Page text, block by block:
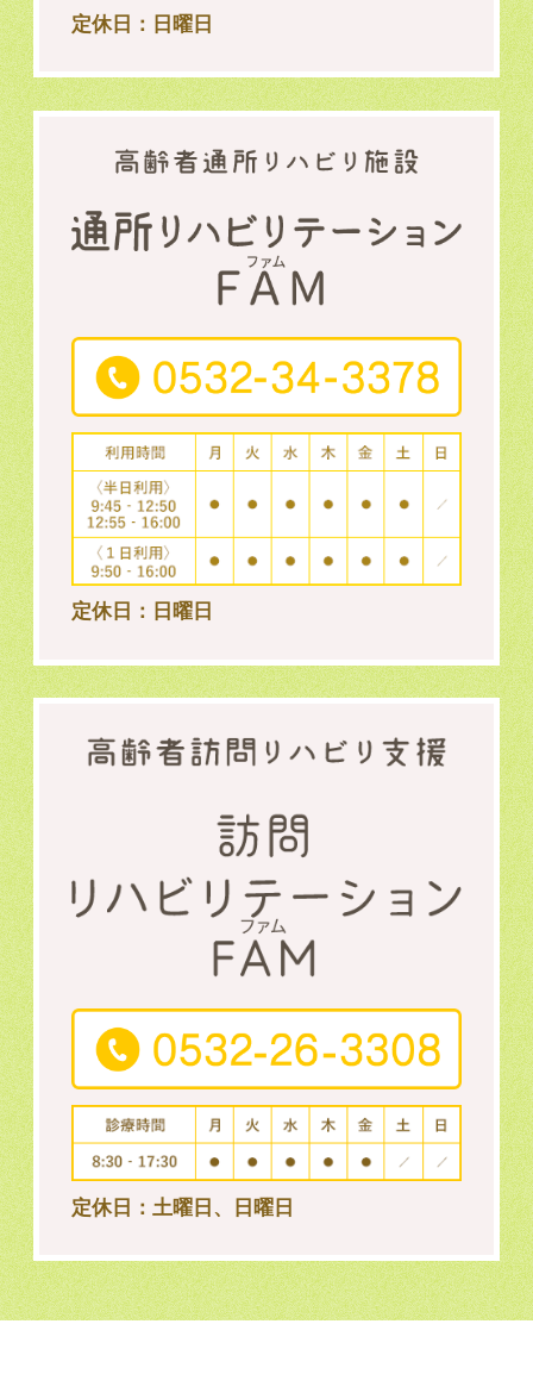
定休日：日曜日
定休日：日曜日
定休日：土曜日、日曜日